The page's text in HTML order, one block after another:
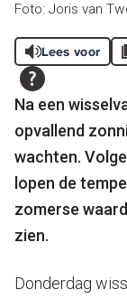
Foto: Joris van
Lees voor
Na een
opvallend
wachten.
lopen de
zomerse
zien.
Donderdag